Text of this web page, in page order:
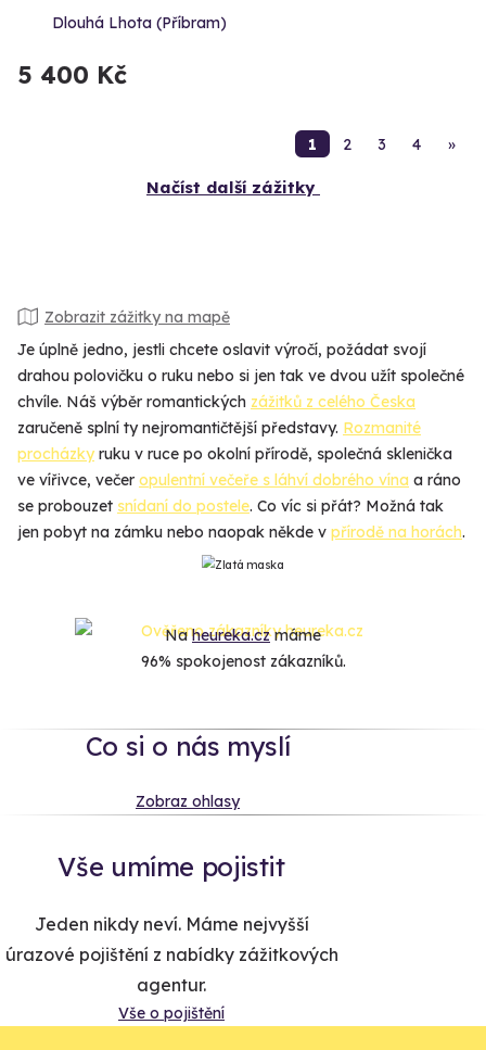
Dlouhá Lhota (Příbram)
5 400 Kč
1 2 3 4 »
Načíst další zážitky
Zobrazit zážitky na mapě
Je úplně jedno, jestli chcete oslavit výročí, požádat svojí
drahou polovičku o ruku nebo si jen tak ve dvou užít společné
chvíle. Náš výběr romantických zážitků z celého Česka
zaručeně splní ty nejromantičtější představy. Rozmanité
procházky ruku v ruce po okolní přírodě, společná sklenička
ve vířivce, večer opulentní večeře s láhví dobrého vína a ráno
se probouzet snídaní do postele. Co víc si přát? Možná tak
jen pobyt na zámku nebo naopak někde v přírodě na horách.
Naheureka.czmáme
96% spokojenost zákazníků.
Co si o nás myslí
Zobraz ohlasy
Vše umíme pojistit
Jeden nikdy neví. Máme nejvyšší
úrazové pojištění z nabídky zážitkových
agentur.
Vše o pojištění